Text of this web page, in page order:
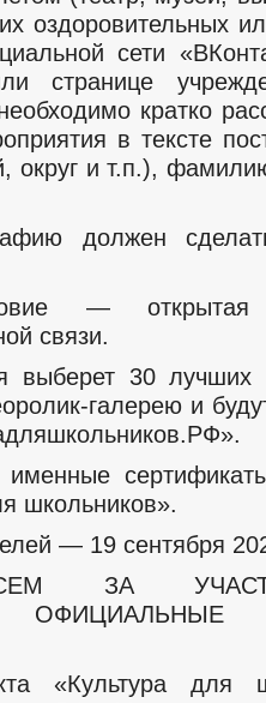
оздоровительных
сети
странице
кратко
в тексте
округ и т.п.),
должен
—
связи.
выберет 30 лучших
галерею и
именные
школьников».
— 19 сентября
ЗА
ОФИЦИАЛЬНЫЕ
«Культура для